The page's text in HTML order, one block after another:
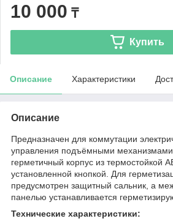
10 000 ₸
Купить
Описание Характеристики
Описание
Предназначен для коммутации
управления подъёмными
герметичный корпус из термостойкой
установленной кнопкой. Для
предусмотрен защитный сальник, а
панелью устанавливается
Технические характеристики: